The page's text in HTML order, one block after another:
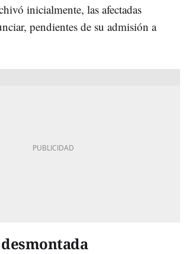
inicialmente, las afectadas
pendientes de su admisión a